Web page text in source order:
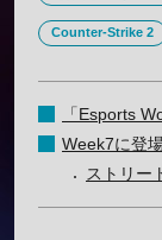
Counter-Strike 2
「Esports
Week7に登
ストリー